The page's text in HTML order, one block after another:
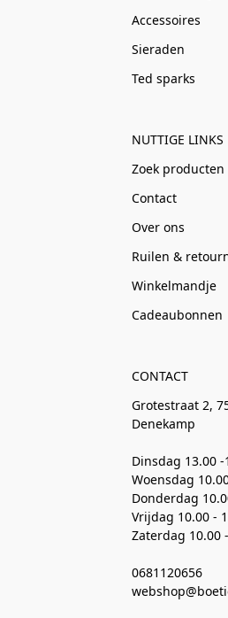
Accessoires
Sieraden
Ted sparks
NUTTIGE LINKS
Zoek producten
Contact
Over ons
Ruilen &
Winkelmandje
Cadeaubonnen
CONTACT
Grotestraat 2,
Denekamp
Dinsdag 13.00
Woensdag
Donderdag
Vrijdag 10.00 -
Zaterdag 10.00
0681120656